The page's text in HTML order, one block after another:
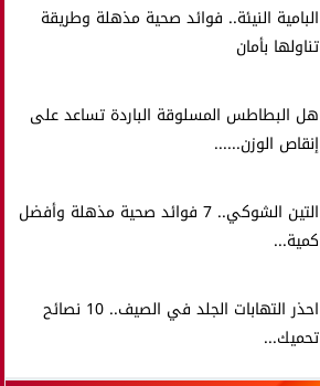
البامية النيئة.. فوائد صحية مذهلة وطريقة
تناولها بأمان
هل البطاطس المسلوقة الباردة تساعد على
إنقاص الوزن......
التين الشوكي.. 7 فوائد صحية مذهلة وأفضل
كمية...
احذر التهابات الجلد في الصيف.. 10 نصائح
تحميك...